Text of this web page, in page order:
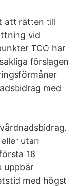
att rätten till
vid
TCO har
förslagen
med
utan
18
uppbär
med högst